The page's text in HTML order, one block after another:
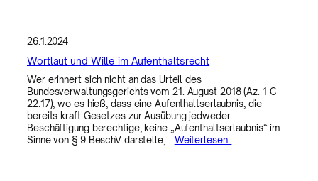
26.1.2024
Wortlaut und Wille im Aufenthaltsrecht
Wer erinnert sich nicht an das Urteil des
Bundesverwaltungsgerichts vom 21. August 2018 (Az. 1 C
22.17), wo es hieß, dass eine Aufenthaltserlaubnis, die
bereits kraft Gesetzes zur Ausübung jedweder
Beschäftigung berechtige, keine „Aufenthaltserlaubnis“ im
Sinne von § 9 BeschV darstelle,… Weiterlesen..